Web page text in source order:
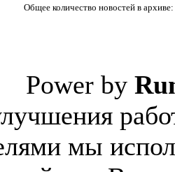
Общее количество новостей в
Power by
мы